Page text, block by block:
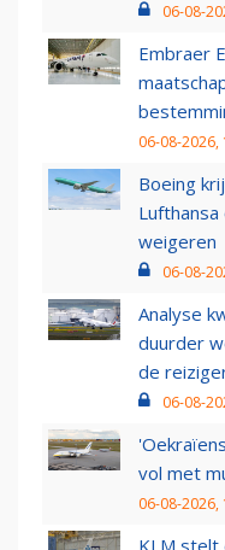
06-08-
Embraer
06-08-2026,
Boeing
weigeren
06-08-
Analyse
duurder
de
06-08-
vol met
06-08-2026,